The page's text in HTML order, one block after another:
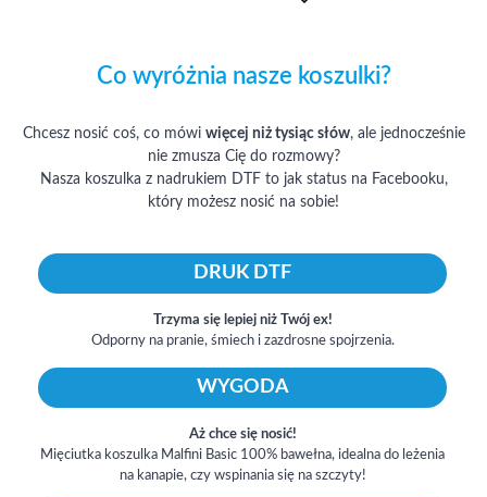
Co wyróżnia nasze koszulki?
Chcesz nosić coś, co mówi więcej niż tysiąc słów, ale jednocześnie
nie zmusza Cię do rozmowy?
Nasza koszulka z nadrukiem DTF to jak status na Facebooku,
który możesz nosić na sobie!
DRUK DTF
Trzyma się lepiej niż Twój ex!
Odporny na pranie, śmiech i zazdrosne spojrzenia.
WYGODA
Aż chce się nosić!
Mięciutka koszulka Malfini Basic 100% bawełna, idealna do leżenia
na kanapie, czy wspinania się na szczyty!